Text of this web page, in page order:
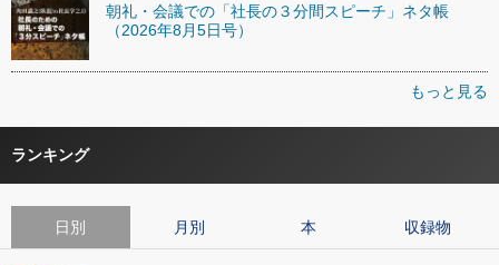
朝礼・会議での「社長の３分間スピーチ」ネタ帳
（2026年8月5日号）
もっと見る
ランキング
日別 月別 本 収録物